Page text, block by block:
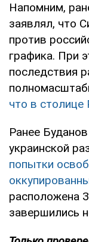
Напомним,
заявлял, что
против
графика. При
последствия
что в
Ранее
украинской
попытки
расположена
завершились